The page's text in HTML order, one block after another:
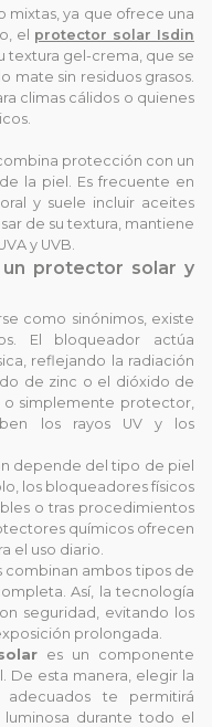
mixtas, ya que ofrece una
el protector solar Isdin
textura gel-crema, que se
mate sin residuos grasos.
climas cálidos o quienes
protección con un
la piel. Es frecuente en
y suele incluir aceites
de su textura, mantiene
y UVB.
protector solar y
como sinónimos, existe
El bloqueador actúa
reflejando la radiación
de zinc o el dióxido de
o simplemente protector,
los rayos UV y los
depende del tipo de piel
los bloqueadores físicos
o tras procedimientos
químicos ofrecen
el uso diario.
combinan ambos tipos de
Así, la tecnología
seguridad, evitando los
prolongada.
es un componente
De esta manera, elegir la
te permitirá
durante todo el